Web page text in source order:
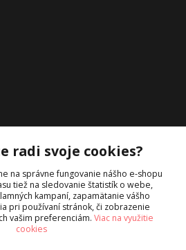
radi svoje cookies?
na správne fungovanie nášho e-shopu
tiež na sledovanie štatistík o webe,
kampaní, zapamätanie vášho
pri používaní stránok, či zobrazenie
vašim preferenciám. Viac na využitie
cookies